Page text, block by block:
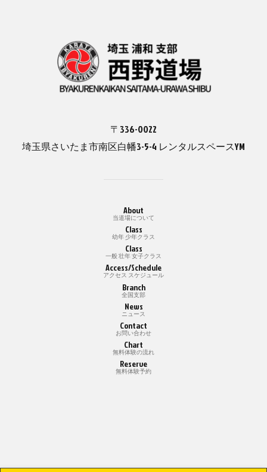
〒336-0022
埼玉県さいたま市南区白幡3-5-4 レンタルスペースYM
About
当道場について
Class
幼年 少年クラス
Class
一般 壮年 女子クラス
Access/Schedule
アクセス スケジュール
Branch
全国支部
News
ニュース
Contact
お問い合わせ
Chart
無料体験の流れ
Reserve
無料体験予約